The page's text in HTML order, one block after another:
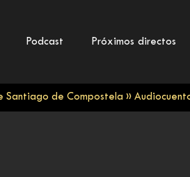
Podcast Próximos directos
Santiago de Compostela »